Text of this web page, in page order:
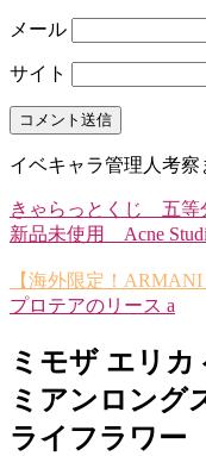
メール
サイト
イベキャラ管理人考察
きゃらっとくじ 五
新品未使用 Acne
【海外限定！
プロテアのリース a
ミモザ エリ
ミアンロング
ライフラワー